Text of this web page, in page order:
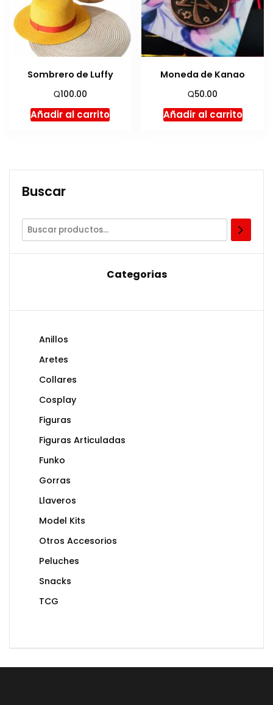
Sombrero de Luffy
Q100.00
Añadir al carrito
Moneda de Kanao
Q50.00
Añadir al carrito
Buscar
Categorias
Anillos
Aretes
Collares
Cosplay
Figuras
Figuras Articuladas
Funko
Gorras
Llaveros
Model Kits
Otros Accesorios
Peluches
Snacks
TCG